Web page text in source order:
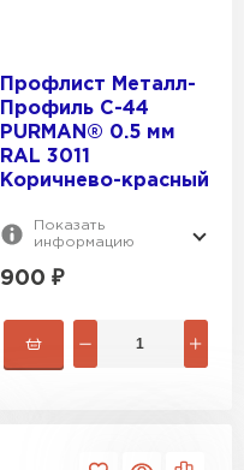
Профлист Металл-
Профиль С-44
PURMAN® 0.5 мм
RAL 3011
Коричнево-красный
Показать
информацию
900 ₽